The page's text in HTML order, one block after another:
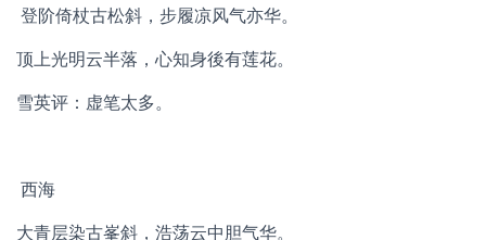
登阶倚杖古松斜，步履凉风气亦华。
顶上光明云半落，心知身後有莲花。
雪英评：虚笔太多。
西海
大青层染古峯斜，浩荡云中胆气华。